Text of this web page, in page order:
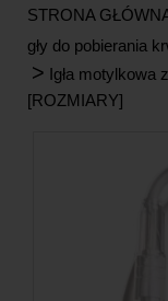
STRONA
Igły do pobierania
> Igła motylkowa
[ROZMIARY]